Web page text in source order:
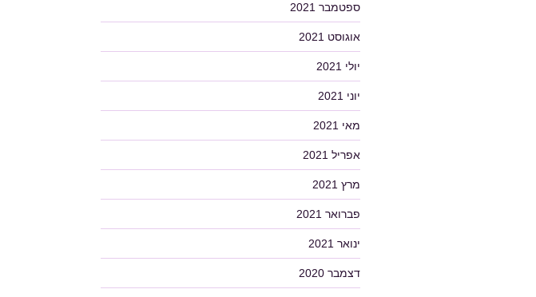
ספטמבר 2021
אוגוסט 2021
יולי 2021
יוני 2021
מאי 2021
אפריל 2021
מרץ 2021
פברואר 2021
ינואר 2021
דצמבר 2020